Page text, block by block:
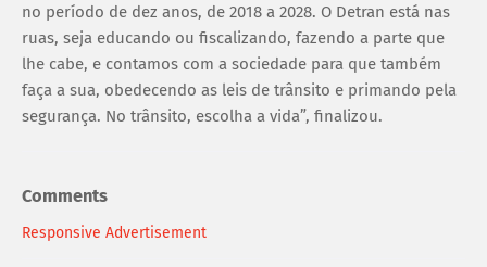
no período de dez anos, de 2018 a 2028. O Detran está nas
ruas, seja educando ou fiscalizando, fazendo a parte que
lhe cabe, e contamos com a sociedade para que também
faça a sua, obedecendo as leis de trânsito e primando pela
segurança. No trânsito, escolha a vida”, finalizou.
Comments
Responsive Advertisement